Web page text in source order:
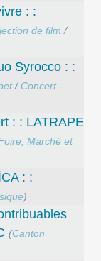
: :
de film /
Syrocco : :
/ Concert -
: : LATRAPE
Marché et
: :
)
(Canton